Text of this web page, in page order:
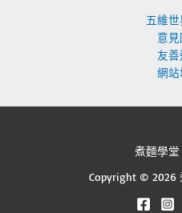
五維
意
友
網站
煮麵學堂
Copyright © 2026